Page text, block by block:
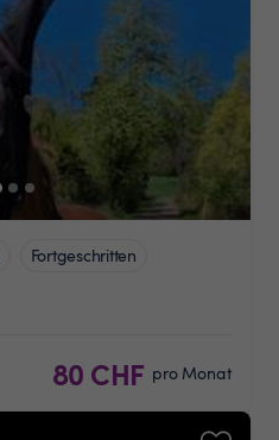
Fortgeschritten
80 CHF pro Monat